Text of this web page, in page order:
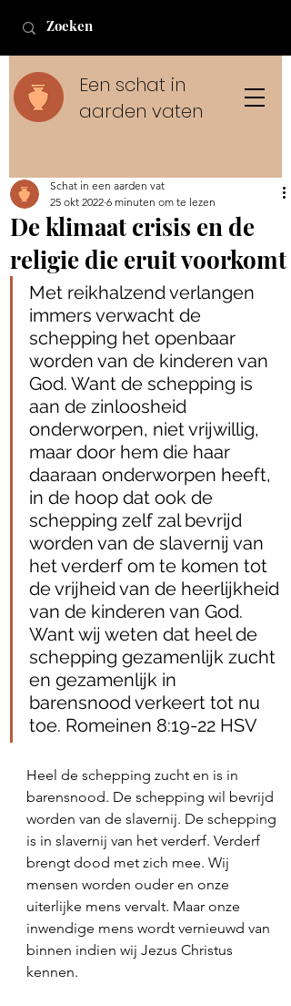
Een schat in
aarden vaten
De klimaat crisis en de
religie die eruit voorkomt
Schat in een aarden vat
25 okt 2022 6 minuten om te lezen
Met reikhalzend verlangen
immers verwacht de
schepping het openbaar
worden van de kinderen van
God. Want de schepping is
aan de zinloosheid
onderworpen, niet vrijwillig,
maar door hem die haar
daaraan onderworpen heeft,
in de hoop dat ook de
schepping zelf zal bevrijd
worden van de slavernij van
het verderf om te komen tot
de vrijheid van de heerlijkheid
van de kinderen van God.
Want wij weten dat heel de
schepping gezamenlijk zucht
en gezamenlijk in
barensnood verkeert tot nu
toe. Romeinen 8:19‭-‬22 HSV
Heel de schepping zucht en is in
barensnood. De schepping wil bevrijd
worden van de slavernij. De schepping
is in slavernij van het verderf. Verderf
brengt dood met zich mee. Wij
mensen worden ouder en onze
uiterlijke mens vervalt. Maar onze
inwendige mens wordt vernieuwd van
binnen indien wij Jezus Christus
kennen.